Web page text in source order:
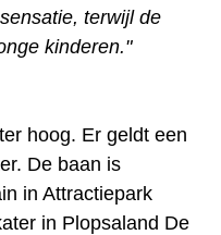
terwijl de
kinderen."
hoog. Er geldt een
De baan is
in Attractiepark
in Plopsaland De